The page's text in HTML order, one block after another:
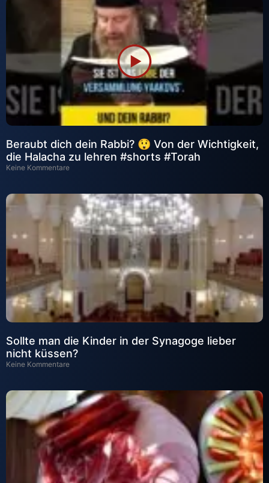
Beraubt dich dein Rabbi? 😲 Von der Wichtigkeit,
die Halacha zu lehren #shorts #Torah
Keine Kommentare
Sollte man die Kinder in der Synagoge lieber
nicht küssen?
Keine Kommentare